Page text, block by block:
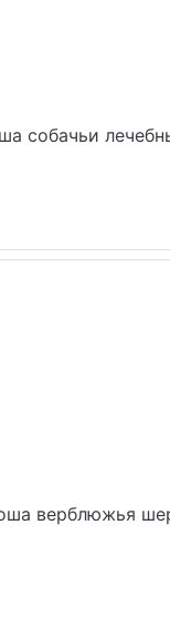
собачьи
верблюжья